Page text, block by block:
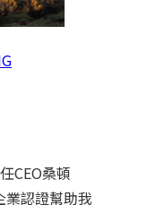
CEO桑頓
認證幫助我